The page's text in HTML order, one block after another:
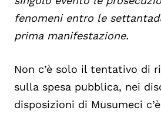
fenomeni entro le
prima manifestazione.
Non c’è solo il tentativo di
sulla spesa pubblica, nei
disposizioni di Musumeci